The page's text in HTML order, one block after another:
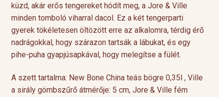
küzd, akár erős tengereket hódít meg, a Jore & Ville
minden tomboló viharral dacol. Ez a két tengerparti
gyerek tökéletesen öltözött erre az alkalomra, térdig érő
nadrágokkal, hogy szárazon tartsák a lábukat, és egy
pihe-puha gyapjúsapkával, hogy melegítse a fülét.
A szett tartalma: New Bone China teás bögre 0,35l , Ville
a sirály gömbszűrő átmérője: 5 cm, Jore & Ville fém